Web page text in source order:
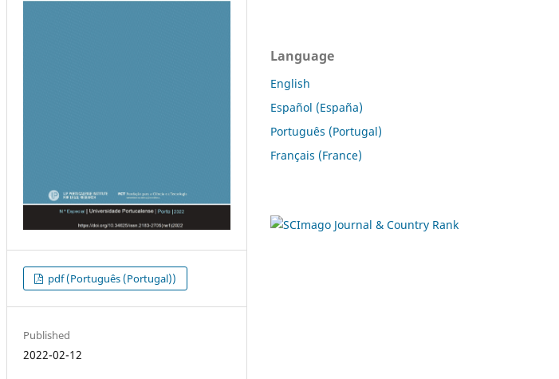
pdf (Português (Portugal))
Published
2022-02-12
Language
English
Español (España)
Português (Portugal)
Français (France)